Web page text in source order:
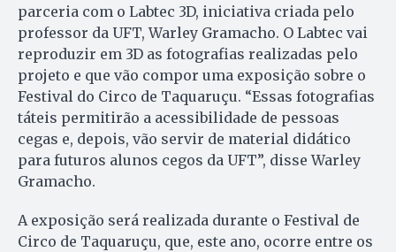
parceria com o Labtec 3D, iniciativa criada pelo
professor da UFT, Warley Gramacho. O Labtec vai
reproduzir em 3D as fotografias realizadas pelo
projeto e que vão compor uma exposição sobre o
Festival do Circo de Taquaruçu. “Essas fotografias
táteis permitirão a acessibilidade de pessoas
cegas e, depois, vão servir de material didático
para futuros alunos cegos da UFT”, disse Warley
Gramacho.
A exposição será realizada durante o Festival de
Circo de Taquaruçu, que, este ano, ocorre entre os